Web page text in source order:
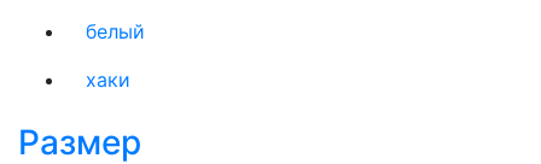
белый
хаки
Размер